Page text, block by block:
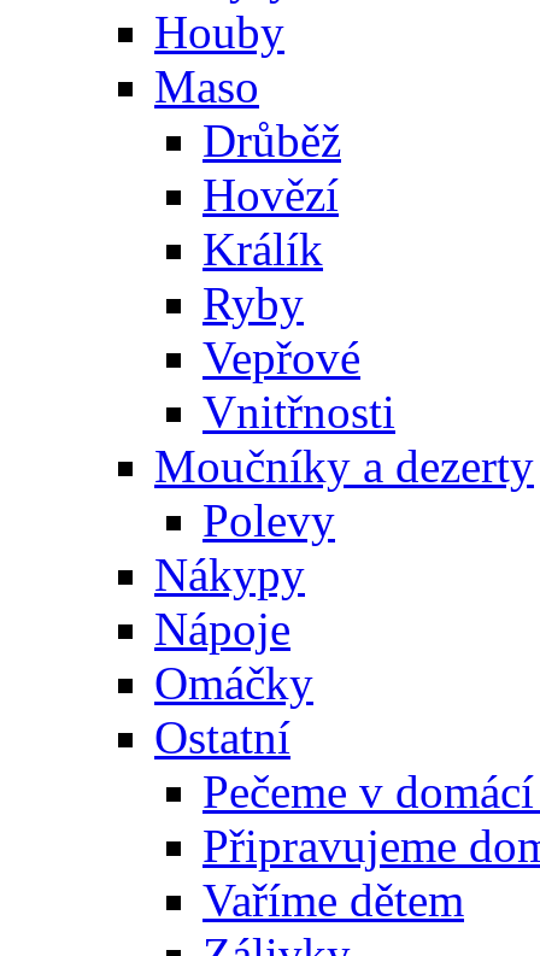
Houby
Maso
Drůběž
Hovězí
Králík
Ryby
Vepřové
Vnitřnosti
Moučníky a dezerty
Polevy
Nákypy
Nápoje
Omáčky
Ostatní
Pečeme v
Připravujeme
Vaříme dětem